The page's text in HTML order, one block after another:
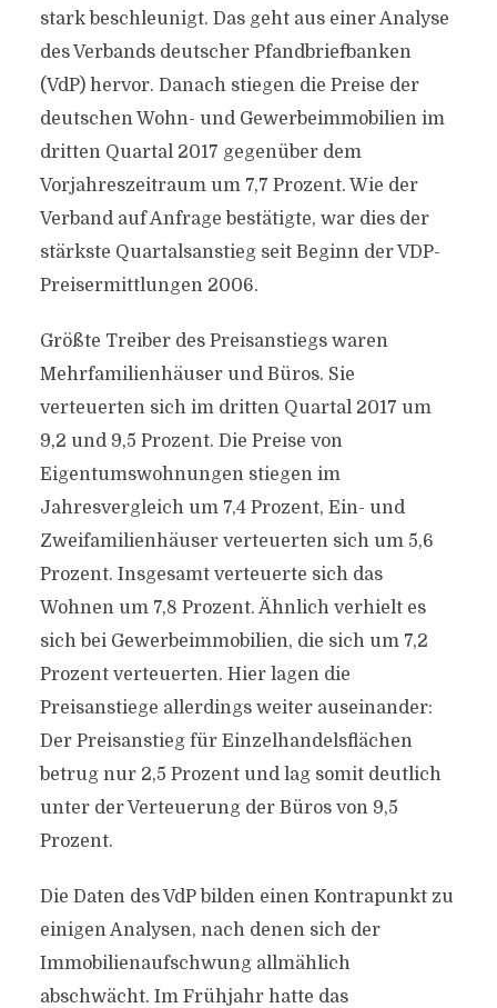
stark beschleunigt. Das geht aus einer Analyse
des Verbands deutscher Pfandbriefbanken
(VdP) hervor. Danach stiegen die Preise der
deutschen Wohn- und Gewerbeimmobilien im
dritten Quartal 2017 gegenüber dem
Vorjahreszeitraum um 7,7 Prozent. Wie der
Verband auf Anfrage bestätigte, war dies der
stärkste Quartalsanstieg seit Beginn der VDP-
Preisermittlungen 2006.
Größte Treiber des Preisanstiegs waren
Mehrfamilienhäuser und Büros. Sie
verteuerten sich im dritten Quartal 2017 um
9,2 und 9,5 Prozent. Die Preise von
Eigentumswohnungen stiegen im
Jahresvergleich um 7,4 Prozent, Ein- und
Zweifamilienhäuser verteuerten sich um 5,6
Prozent. Insgesamt verteuerte sich das
Wohnen um 7,8 Prozent. Ähnlich verhielt es
sich bei Gewerbeimmobilien, die sich um 7,2
Prozent verteuerten. Hier lagen die
Preisanstiege allerdings weiter auseinander:
Der Preisanstieg für Einzelhandelsflächen
betrug nur 2,5 Prozent und lag somit deutlich
unter der Verteuerung der Büros von 9,5
Prozent.
Die Daten des VdP bilden einen Kontrapunkt zu
einigen Analysen, nach denen sich der
Immobilienaufschwung allmählich
abschwächt. Im Frühjahr hatte das